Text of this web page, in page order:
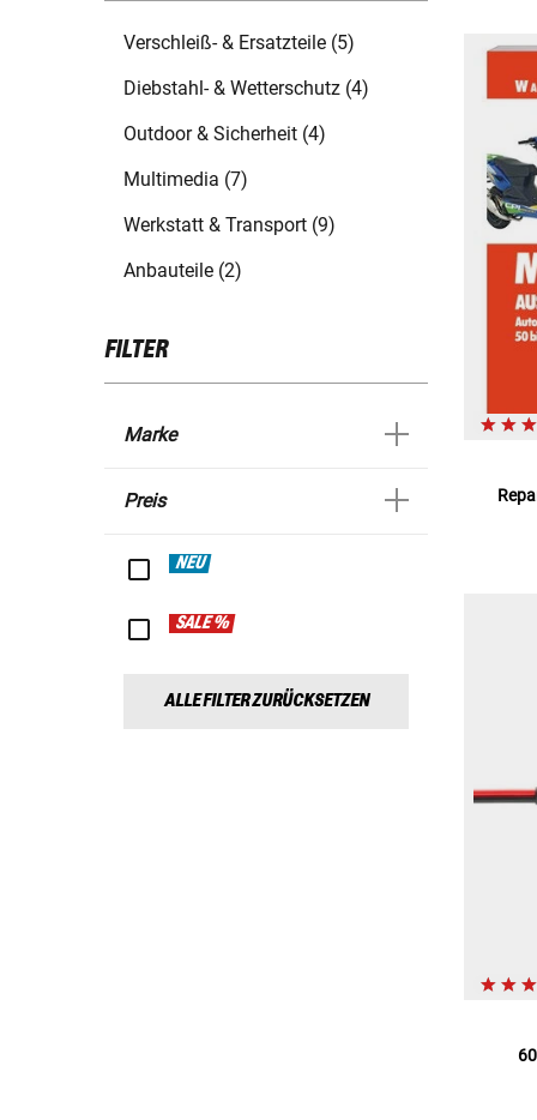
Verschleiß- & Ersatzteile (5)
Diebstahl- & Wetterschutz (4)
Outdoor & Sicherheit (4)
Multimedia (7)
Werkstatt & Transport (9)
Anbauteile (2)
FILTER
Marke
Preis
NEU
SALE %
ALLE FILTER ZURÜCKSETZEN